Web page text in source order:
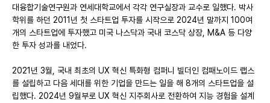
대융합기술연구원과 연세대학교에서 각각 연구실장과 교수로 일했다. 박사
학위를 하던 2011년 첫 스타트업 투자를 시작으로 2024년 말까지 100여
개의 스타트업에 투자했고 미국 나스닥과 국내 코스닥 상장, M&A 등 다양
한 투자 성과를 내었다.
2021년 3월, 국내 최초의 UX 혁신 특화형 컴퍼니 빌더인 컴패노이드 랩스
를 설립하고 다음 세대를 위한 기업을 만드는 일을 해 8개의 스타트업을 설
립했다. 2024년 9월부로 UX 혁신 지주회사로 전환하여 지능 경험을 설계